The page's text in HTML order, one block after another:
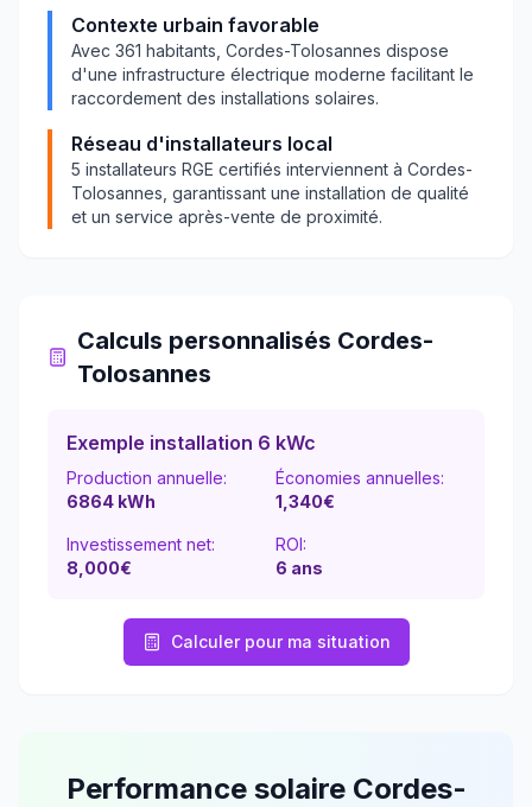
Contexte urbain favorable
Avec 361 habitants, Cordes-Tolosannes dispose
d'une infrastructure électrique moderne facilitant le
raccordement des installations solaires.
Réseau d'installateurs local
5 installateurs RGE certifiés interviennent à Cordes-
Tolosannes , garantissant une installation de qualité
et un service après-vente de proximité.
Calculs personnalisés Cordes-
Tolosannes
Exemple installation 6 kWc
Production annuelle:
6864 kWh
Économies annuelles:
1,340€
Investissement net:
8,000€
ROI:
6 ans
Calculer pour ma situation
Performance solaire Cordes-